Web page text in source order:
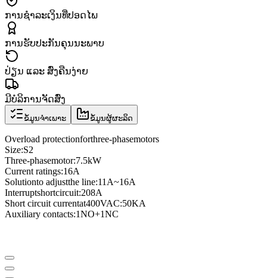
ການຊຳລະເງິນທີ່ປອດໄພ
ການຮັບປະກັນຄຸນນະພາບ
ປ່ຽນ ແລະ ສົ່ງຄືນງ່າຍ
ມີບໍລິການຈັດສົ່ງ
ຂໍ້ມູນຈຳເພາະ ຂໍ້ມູນຜູ້ຜະລິດ
Overload protectionforthree-phasemotors
Size:S2
Three-phasemotor:7.5kW
Current ratings:16A
Solutionto adjustthe line:11A~16A
Interruptshortcircuit:208A
Short circuit currentat400VAC:50KA
Auxiliary contacts:1NO+1NC